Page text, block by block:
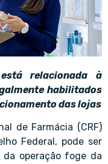
relacionada à
habilitados
das lojas
de Farmácia (CRF)
Federal, pode ser
operação foge da